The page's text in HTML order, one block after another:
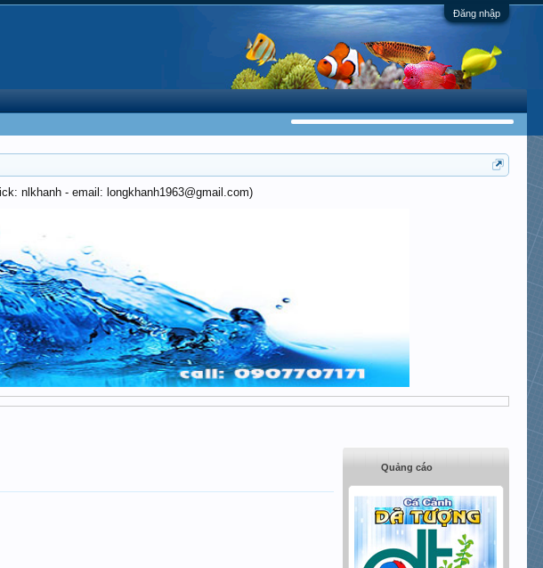
Đăng nhập
nlkhanh - email: longkhanh1963@gmail.com)
Quảng cáo